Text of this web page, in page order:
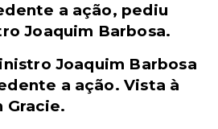
a ação, pediu
Joaquim Barbosa.
Joaquim Barbosa
a ação. Vista à
Gracie.